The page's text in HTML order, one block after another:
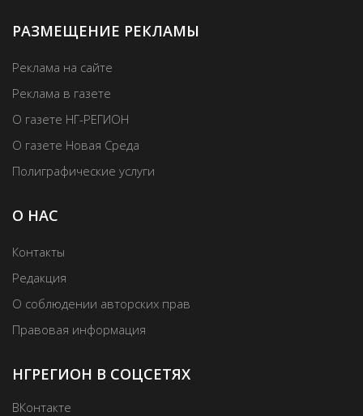
РАЗМЕЩЕНИЕ РЕКЛАМЫ
Реклама на сайте
Реклама в газете
О газете НГ-РЕГИОН
О газете Новая Среда
Полиграфические услуги
О НАС
Контакты
Редакция
О соблюдении авторских прав
Правовая информация
НГРЕГИОН В СОЦСЕТЯХ
ВКонтакте